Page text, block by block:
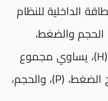
الداخلية للنظام
الحجم والضغط،
رياضيًا، المحتوى الحراري، (H)، يساوي مجموع
الطاقة الداخلية، (E)، وناتج الضغط، (P)، والحجم،